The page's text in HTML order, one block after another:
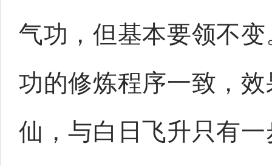
气功，但基本要领不
功的修炼程序一致，
仙，与白日飞升只有